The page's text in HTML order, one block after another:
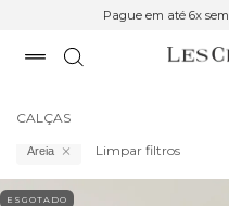
Pague em até 6x
Início
CALÇAS
Areia Limpar filtros
ESGOTADO